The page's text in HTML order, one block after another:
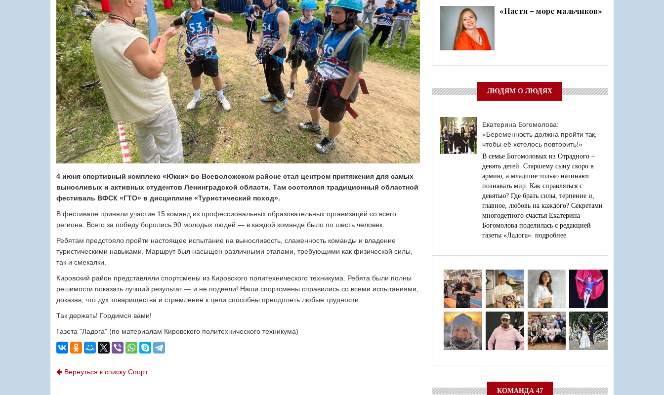
Новоселье в поселке Синявино
24 ИЮЛЯ 2026
ОБЩЕСТВО
Скоро в школу!
24 ИЮЛЯ 2026
ОБЩЕСТВО
Спрашивали? Отвечаем!
04 АВГУСТА 2026
4 июня спортивный комплекс «Юкки» во Всеволожском районе стал центром притяжения для самых
выносливых и активных студентов Ленинградской области. Там состоялся традиционный областной
фестиваль ВФСК «ГТО» в дисциплине «Туристический поход».
В фестивале приняли участие 15 команд из профессиональных образовательных организаций со всего
региона. Всего за победу боролись 90 молодых людей — в каждой команде было по шесть человек.
Ребятам предстояло пройти настоящее испытание на выносливость, слаженность команды и владение
туристическими навыками. Маршрут был насыщен различными этапами, требующими как физической силы,
так и смекалки.
Кировский район представляли спортсмены из Кировского политехнического техникума. Ребята были полны
решимости показать лучший результат — и не подвели! Наши спортсмены справились со всеми испытаниями,
доказав, что дух товарищества и стремление к цели способны преодолеть любые трудности.
Так держать! Гордимся вами!
Газета "Ладога" (по материалам Кировского политехнического техникума)
Вернуться к списку Спорт
«Настя – море мальчиков»
ЛЮДЯМ О ЛЮДЯХ
Екатерина Богомолова:
«Беременность должна пройти так,
чтобы её хотелось повторить!»
В семье Богомоловых из Отрадного –
девять детей. Старшему сыну скоро в
армию, а младшие только начинают
познавать мир. Как справляться с
девятью? Где брать силы, терпение и,
главное, любовь на каждого? Секретами
многодетного счастья Екатерина
Богомолова поделилась с редакцией
газеты «Ладога». подробнее
КОМАНДА 47